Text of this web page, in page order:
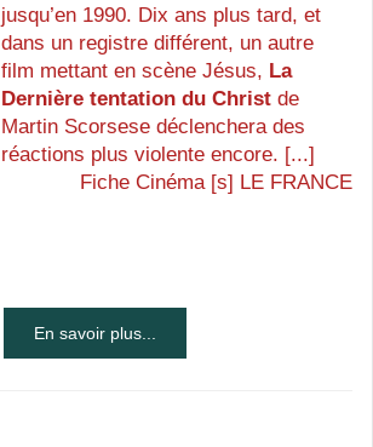
jusqu’en 1990. Dix ans plus tard, et
dans un registre différent, un autre
film mettant en scène Jésus, La
Dernière tentation du Christde
Martin Scorsese déclenchera des
réactions plus violente encore. [...]
Fiche Cinéma [s] LE FRANCE
En savoir plus...